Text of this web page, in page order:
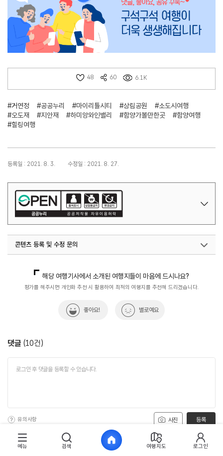
48 60 6.1K
#거연정 #공공누리 #마이리틀시티 #상림공원
#소도시여행
#오도재
#지안재 #하미앙와인밸리 #함양가볼만한곳
#함양여행
#힐링여행
등록일 : 2021. 8. 3. 수정일 : 2021. 8. 27.
콘텐츠 등록 및 수정 문의
해당 여행기사에서 소개된 여행지들이 마음에 드시나요?
평가를 해주시면 개인화 추천 시 활용하여 최적의 여행지를 추천해 드리겠습니다.
좋아요! 별로예요
댓글 (10건)
사진
유의사항 등록
AI가 빠르게 요약해주는 사용자 후기!
메뉴 검색 여행지도 로그인